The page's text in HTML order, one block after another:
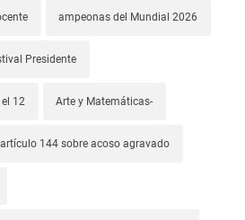
ampeonas del Mundial 2026
Presidente
el 12 Arte y Matemáticas-
artículo 144 sobre acoso agravado